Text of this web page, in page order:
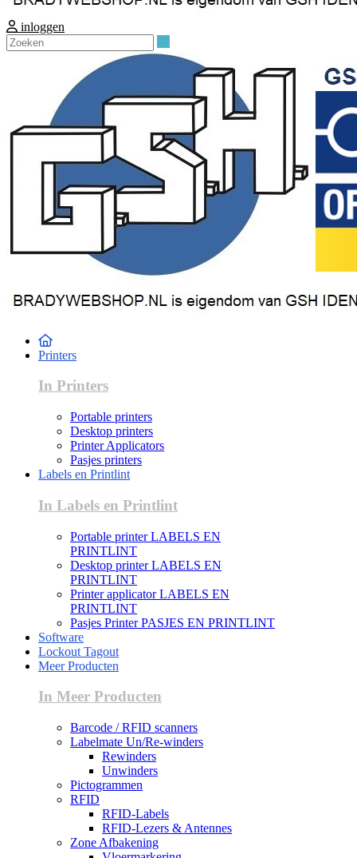
inloggen
Printers
In Printers
Portable printers
Desktop printers
Printer Applicators
Pasjes printers
Labels en Printlint
In Labels en Printlint
Portable printer LABELS EN
PRINTLINT
Desktop printer LABELS EN
PRINTLINT
Printer applicator LABELS EN
PRINTLINT
Pasjes Printer PASJES EN PRINTLINT
Software
Lockout Tagout
Meer Producten
In Meer Producten
Barcode / RFID scanners
Labelmate Un/Re-winders
Rewinders
Unwinders
Pictogrammen
RFID
RFID-Labels
RFID-Lezers & Antennes
Zone Afbakening